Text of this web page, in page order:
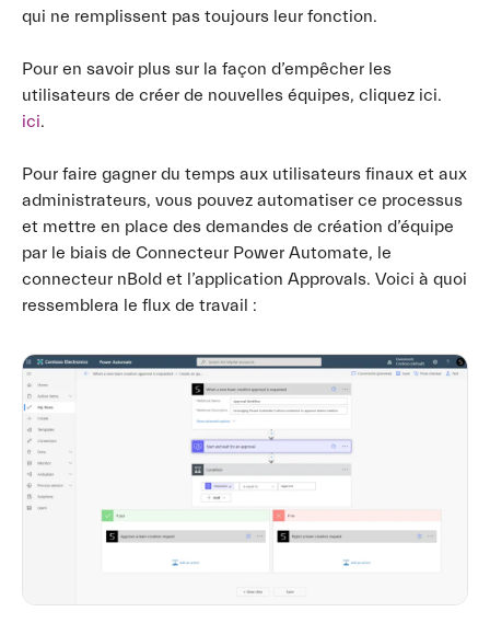
qui ne remplissent pas toujours leur fonction.
Pour en savoir plus sur la façon d’empêcher les
utilisateurs de créer de nouvelles équipes, cliquez ici.
ici.
Pour faire gagner du temps aux utilisateurs finaux et aux
administrateurs, vous pouvez automatiser ce processus
et mettre en place des demandes de création d’équipe
par le biais de Connecteur Power Automate, le
connecteur nBold et l’application Approvals. Voici à quoi
ressemblera le flux de travail :